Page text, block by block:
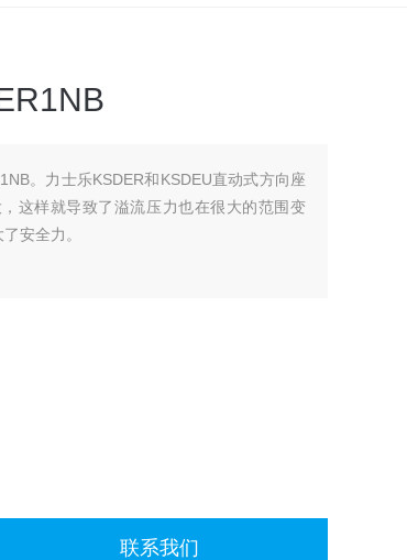
。力士乐KSDER和KSDEU直动式方向座
这样就导致了溢流压力也在很大的范围变
安全力。
联系我们